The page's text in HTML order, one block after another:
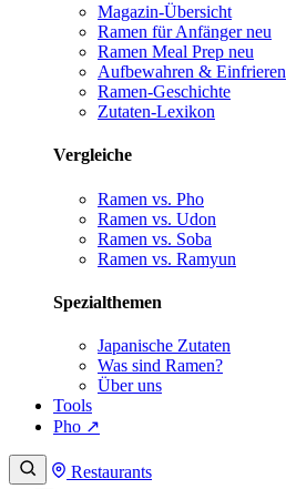
Magazin-Übersicht
Ramen für Anfänger neu
Ramen Meal Prep neu
Aufbewahren & Einfrieren
Ramen-Geschichte
Zutaten-Lexikon
Vergleiche
Ramen vs. Pho
Ramen vs. Udon
Ramen vs. Soba
Ramen vs. Ramyun
Spezialthemen
Japanische Zutaten
Was sind Ramen?
Über uns
Tools
Pho ↗
Restaurants